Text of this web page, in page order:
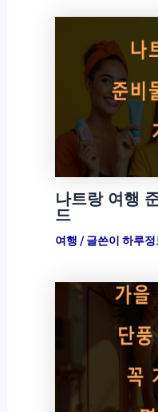
나트랑 여행
드
여행 / 글쓴이 하루정